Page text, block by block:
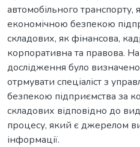
автомобільного транспорту,
економічною безпекою
складових, як фінансова,
корпоративна та правова.
дослідження було
отрмувати спеціаліст з
безпекою підприємства за
складових відповідно до
процесу, який є джерелом
інформації.